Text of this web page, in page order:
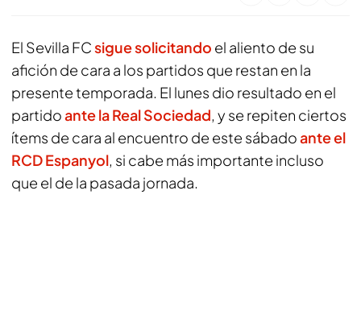
El Sevilla FCsigue solicitando el aliento de su
afición de cara a los partidos que restan en la
presente temporada. El lunes dio resultado en el
partidoante la Real Sociedad, y se repiten ciertos
ítems de cara al encuentro de este sábadoante el
RCD Espanyol, si cabe más importante incluso
que el de la pasada jornada.